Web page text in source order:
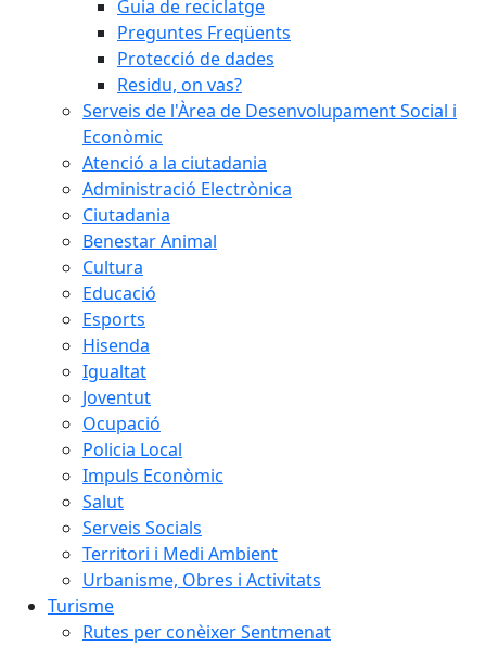
Guia de reciclatge
Preguntes Freqüents
Protecció de dades
Residu, on vas?
Serveis de l'Àrea de Desenvolupament Social i
Econòmic
Atenció a la ciutadania
Administració Electrònica
Ciutadania
Benestar Animal
Cultura
Educació
Esports
Hisenda
Igualtat
Joventut
Ocupació
Policia Local
Impuls Econòmic
Salut
Serveis Socials
Territori i Medi Ambient
Urbanisme, Obres i Activitats
Turisme
Rutes per conèixer Sentmenat